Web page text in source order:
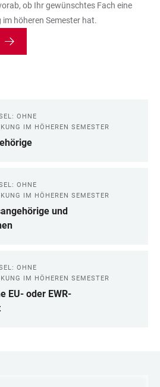
ob Ihr gewünschtes Fach eine
höheren Semester hat.
OHNE
IM HÖHEREN SEMESTER
OHNE
IM HÖHEREN SEMESTER
und
OHNE
IM HÖHEREN SEMESTER
EU- oder EWR-